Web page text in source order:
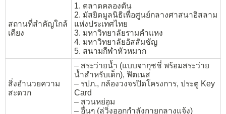
สถานที่สำคัญใกล้
เคียง
1. ตลาดคลองตัน
2. มัสยิดมูลนิธิเพื่อศูนย์กลางศาสนาอิสลาม
แห่งประเทศไทย
3. มหาวิทยาลัยรามคำแหง
4. มหาวิทยาลัยอัสสัมชัญ
5. สนามกีฬาหัวหมาก
สิ่งอำนวยความ
สะดวก
– สระว่ายน้ำ (แบบจากุชชี่ พร้อมสระว่าย
น้ำสำหรับเด็ก), ฟิตเนส
– รปภ., กล้องวงจรปิดโครงการ, ประตู Key
Card
– สวนหย่อม
– อื่นๆ (ลู่วิ่งออกกำลังกายกลางแจ้ง)